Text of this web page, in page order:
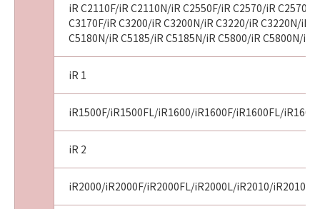
iR C2110F/iR C2110N/iR C2550F/iR C2570/iR
C3170F/iR C3200/iR C3200N/iR C3220/iR C3220N/iR
C5180N/iR C5185/iR C5185N/iR C5800/iR C5800N/
iR 1
iR1500F/iR1500FL/iR1600/iR1600F/iR1600FL/
iR 2
iR2000/iR2000F/iR2000FL/iR2000L/iR2010/